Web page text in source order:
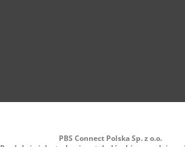
PBS Connect Polska Sp. z o.o.